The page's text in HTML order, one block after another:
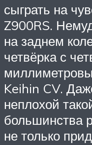
сыграть на
Z900RS.
на заднем
четвёрка с
Keihin CV.
неплохой
большинства
не только